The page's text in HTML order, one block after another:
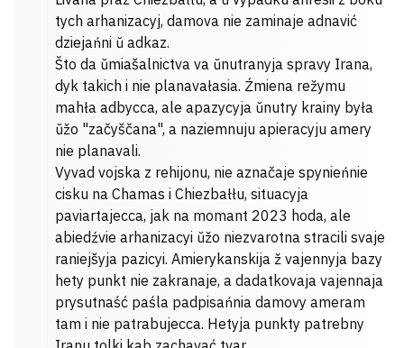
tych arhanizacyj, damova nie zaminaje adnavić
dziejańni ŭ adkaz.
Što da ŭmiašalnictva va ŭnutranyja spravy Irana,
dyk takich i nie planavałasia. Źmiena režymu
mahła adbycca, ale apazycyja ŭnutry krainy była
ŭžo "začyščana", a naziemnuju apieracyju amery
nie planavali.
Vyvad vojska z rehijonu, nie aznačaje spynieńnie
cisku na Chamas i Chiezbałłu, situacyja
paviartajecca, jak na momant 2023 hoda, ale
abiedźvie arhanizacyi ŭžo niezvarotna stracili svaje
raniejšyja pazicyi. Amierykanskija ž vajennyja bazy
hety punkt nie zakranaje, a dadatkovaja vajennaja
prysutnaść paśla padpisańnia damovy ameram
tam i nie patrabujecca. Hetyja punkty patrebny